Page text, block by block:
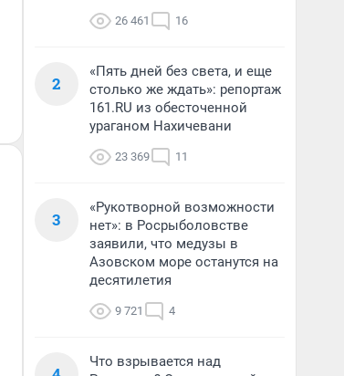
26 461 16
2
«Пять дней без света, и еще
столько же ждать»: репортаж
161.RU из обесточенной
ураганом Нахичевани
23 369 11
3
«Рукотворной возможности
нет»: в Росрыболовстве
заявили, что медузы в
Азовском море останутся на
десятилетия
9 721 4
Что взрывается над